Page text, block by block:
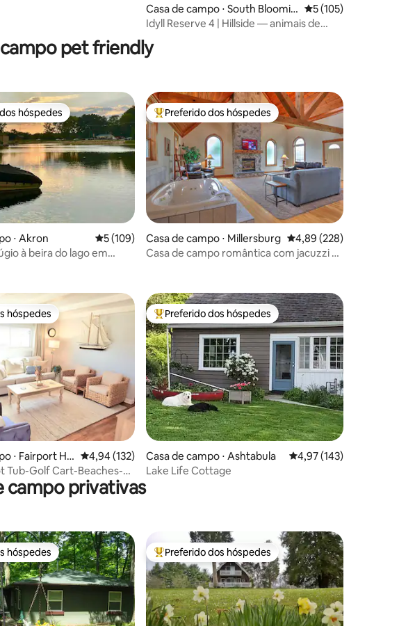
de 5, 123 avaliações
Casa de campo ⋅ South Bloomin
gville
5 de uma avaliação
5 (105)
Idyll Reserve 4 | Hillside — animais de
pet friendly
de 5, 114 avaliações
preferidos dos hóspedes
hóspedes
⋅ Akron 5 de uma avaliação média de 5, 109 avaliações
5 (109)
à beira do lago em
Entre os melhores preferidos dos hóspedes
Preferido dos hóspedes
Casa de campo ⋅ Millersburg 4,89 de uma avaliação
4,89 (228)
Casa de campo romântica com jacuzzi e
de 5, 172 avaliações
hóspedes
hóspedes
⋅ Fairport Ha
4,94 de uma avaliação média de 5, 132 avaliações
4,94 (132)
Tub-Golf Cart-Beaches-
Entre os melhores preferidos dos hóspedes
Preferido dos hóspedes
Casa de campo ⋅ Ashtabula 4,97 de uma avaliação
4,97 (143)
Lake Life Cottage
campo privativas
hóspedes
hóspedes Entre os melhores preferidos dos hóspedes
Preferido dos hóspedes